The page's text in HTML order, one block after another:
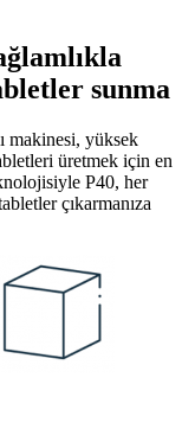
sunma
makinesi, yüksek
üretmek için en
P40, her
çıkarmanıza